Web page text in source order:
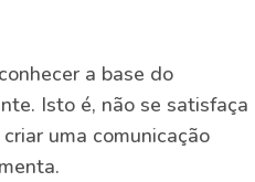
a base do
Isto é, não se satisfaça
uma comunicação